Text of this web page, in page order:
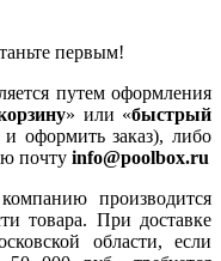
первым!
путем оформления
» или «быстрый
оформить заказ), либо
почту info@poolbox.ru
производится
товара. При доставке
области, если